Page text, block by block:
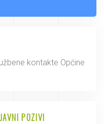
kontakte Općine
POZIVI